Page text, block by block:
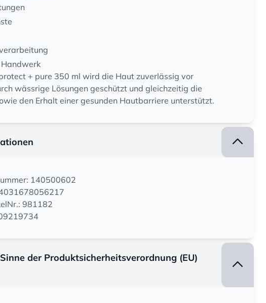
+ pure 350 ml wird die Haut zuverlässig vor
wässrige Lösungen geschützt und gleichzeitig die
den Erhalt einer gesunden Hautbarriere unterstützt.
140500602
981182
der Produktsicherheitsverordnung (EU)